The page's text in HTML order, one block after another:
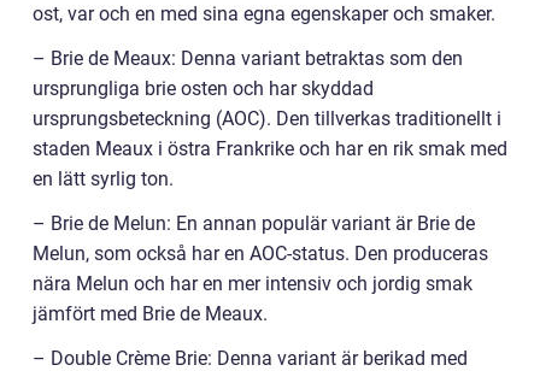
ost, var och en med sina egna egenskaper och smaker.
– Brie de Meaux: Denna variant betraktas som den
ursprungliga brie osten och har skyddad
ursprungsbeteckning (AOC). Den tillverkas traditionellt i
staden Meaux i östra Frankrike och har en rik smak med
en lätt syrlig ton.
– Brie de Melun: En annan populär variant är Brie de
Melun, som också har en AOC-status. Den produceras
nära Melun och har en mer intensiv och jordig smak
jämfört med Brie de Meaux.
– Double Crème Brie: Denna variant är berikad med